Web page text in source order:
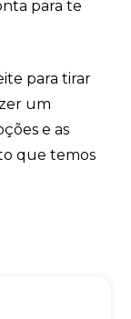
para te
para tirar
um
e as
que temos